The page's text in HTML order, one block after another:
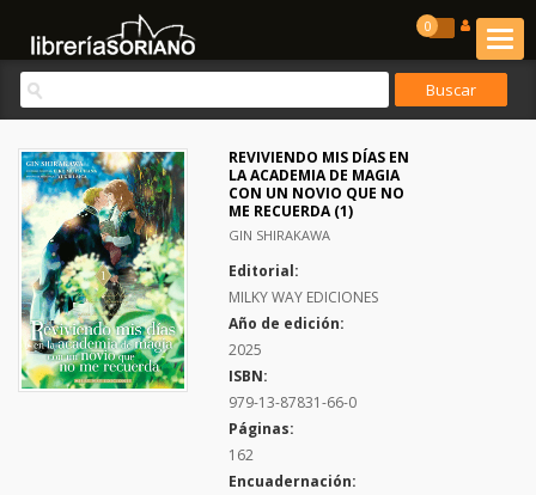
0
REVIVIENDO MIS DÍAS EN
LA ACADEMIA DE MAGIA
CON UN NOVIO QUE NO
ME RECUERDA (1)
GIN SHIRAKAWA
Editorial:
MILKY WAY EDICIONES
Año de edición:
2025
ISBN:
979-13-87831-66-0
Páginas:
162
Encuadernación: